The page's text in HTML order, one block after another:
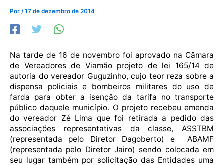
Por /17 de dezembro de 2014
Na tarde de 16 de novembro foi aprovado na Câmara
de Vereadores de Viamão projeto de lei 165/14 de
autoria do vereador Guguzinho, cujo teor reza sobre a
dispensa policiais e bombeiros militares do uso de
farda para obter a isenção da tarifa no transporte
público daquele município. O projeto recebeu emenda
do vereador Zé Lima que foi retirada a pedido das
associações representativas da classe, ASSTBM
(representada pelo Diretor Dagoberto) e ABAMF
(representada pelo Diretor Jairo) sendo colocada em
seu lugar também por solicitação das Entidades uma